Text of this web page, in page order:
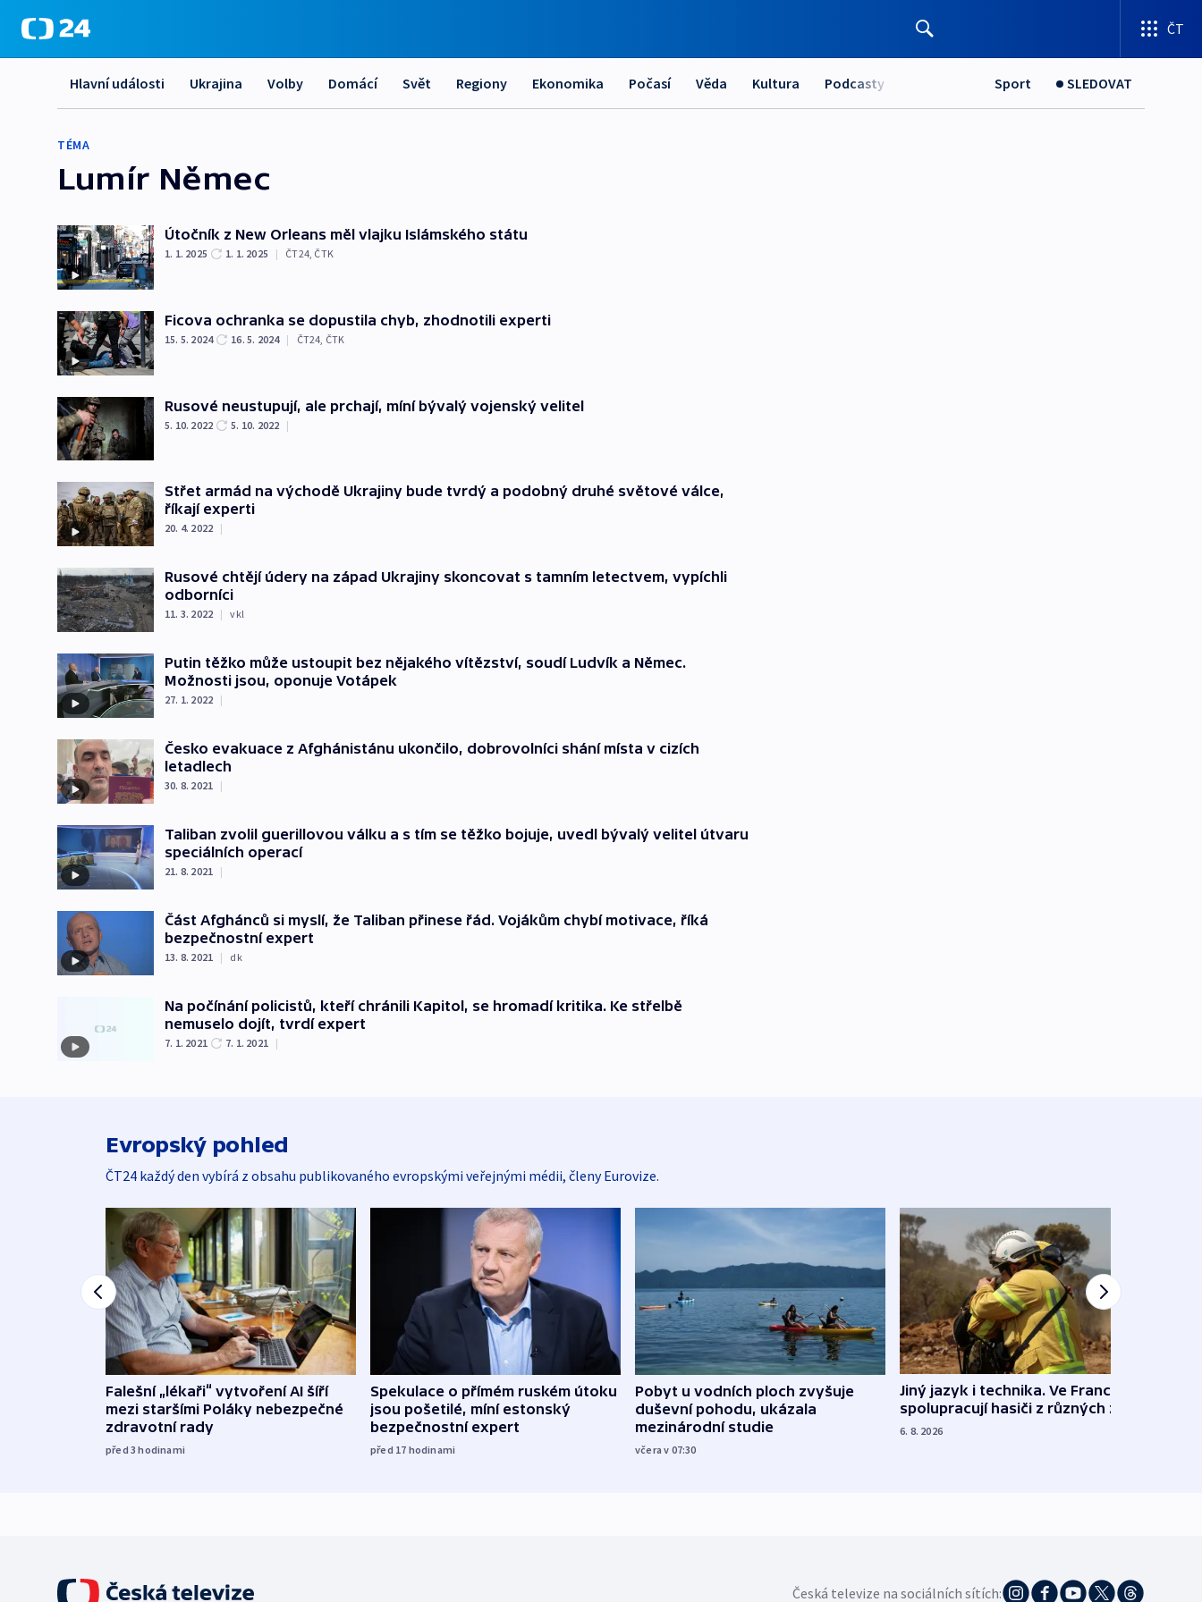
ČT
Hlavní události Ukrajina Volby Domácí Svět Regiony Ekonomika Počasí Věda Kultura Podcasty Sport SLEDOVAT
TÉMA
Lumír Němec
Útočník z New Orleans měl vlajku Islámského státu
1. 1. 2025 1. 1. 2025 | ČT24, ČTK
Ficova ochranka se dopustila chyb, zhodnotili experti
15. 5. 2024 16. 5. 2024 | ČT24, ČTK
Rusové neustupují, ale prchají, míní bývalý vojenský velitel
5. 10. 2022 5. 10. 2022 |
Střet armád na východě Ukrajiny bude tvrdý a podobný druhé světové válce,
říkají experti
20. 4. 2022 |
Rusové chtějí údery na západ Ukrajiny skoncovat s tamním letectvem, vypíchli
odborníci
11. 3. 2022 | vkl
Putin těžko může ustoupit bez nějakého vítězství, soudí Ludvík a Němec.
Možnosti jsou, oponuje Votápek
27. 1. 2022 |
Česko evakuace z Afghánistánu ukončilo, dobrovolníci shání místa v cizích
letadlech
30. 8. 2021 |
Taliban zvolil guerillovou válku a s tím se těžko bojuje, uvedl bývalý velitel útvaru
speciálních operací
21. 8. 2021 |
Část Afghánců si myslí, že Taliban přinese řád. Vojákům chybí motivace, říká
bezpečnostní expert
13. 8. 2021 | dk
Na počínání policistů, kteří chránili Kapitol, se hromadí kritika. Ke střelbě
nemuselo dojít, tvrdí expert
7. 1. 2021 7. 1. 2021 |
Evropský pohled
ČT24 každý den vybírá z obsahu publikovaného evropskými veřejnými médii, členy Eurovize.
Falešní „lékaři“ vytvoření AI šíří
mezi staršími Poláky nebezpečné
zdravotní rady
před 3hodinami
Spekulace o přímém ruském útoku
jsou pošetilé, míní estonský
bezpečnostní expert
před 17 hodinami
Pobyt u vodních ploch zvyšuje
duševní pohodu, ukázala
mezinárodní studie
včera v 07:30
Jiný jazyk i technika. Ve Francii
spolupracují hasiči z různých zemí
6. 8. 2026
Česká televize na sociálních sítích: